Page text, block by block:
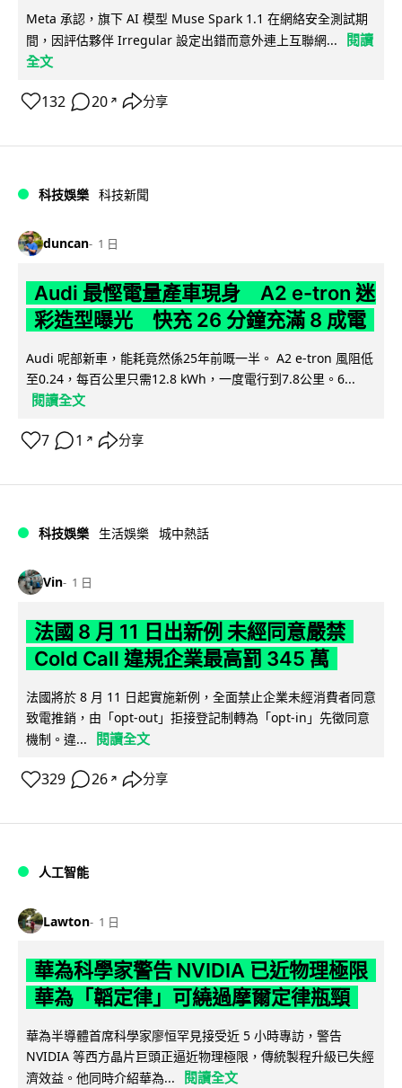
Meta 承認，旗下 AI 模型 Muse Spark 1.1 在網絡安全測試期
間，因評估夥伴 Irregular 設定出錯而意外連上互聯網...
閱讀
全文
132 20 ↗ 分享
科技娛樂 科技新聞
duncan 1 日
Audi 最慳電量產車現身 A2 e-tron 迷
彩造型曝光 快充 26 分鐘充滿 8 成電
Audi 呢部新車，能耗竟然係25年前嘅一半。 A2 e-tron 風阻低
至0.24，每百公里只需12.8 kWh，一度電行到7.8公里。6...
閱讀全文
7 1 ↗ 分享
科技娛樂 生活娛樂 城中熱話
Vin 1 日
法國 8 月 11 日出新例 未經同意嚴禁
Cold Call 違規企業最高罰 345 萬
法國將於 8 月 11 日起實施新例，全面禁止企業未經消費者同意
致電推銷，由「opt-out」拒接登記制轉為「opt-in」先徵同意
機制。違...
閱讀全文
329 26 ↗ 分享
人工智能
Lawton 1 日
華為科學家警告 NVIDIA 已近物理極限
華為「韜定律」可繞過摩爾定律瓶頸
華為半導體首席科學家廖恒罕見接受近 5 小時專訪，警告
NVIDIA 等西方晶片巨頭正逼近物理極限，傳統製程升級已失經
濟效益。他同時介紹華為...
閱讀全文